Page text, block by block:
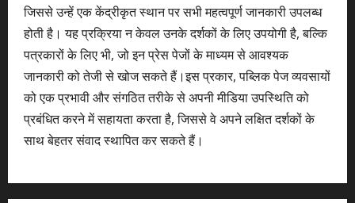
जिससे उन्हें एक केंद्रीकृत स्थान पर सभी महत्वपूर्ण जानकारी उपलब्ध
होती है। यह प्रक्रिया न केवल उनके दर्शकों के लिए उपयोगी है, बल्कि
पत्रकारों के लिए भी, जो इन प्रेस पेजों के माध्यम से आवश्यक
जानकारी को तेजी से खोज सकते हैं।इस प्रकार, पब्लिक पेज व्यवसायों
को एक प्रभावी और संगठित तरीके से अपनी मीडिया उपस्थिति को
प्रबंधित करने में सहायता करता है, जिससे वे अपने लक्षित दर्शकों के
साथ बेहतर संवाद स्थापित कर सकते हैं।